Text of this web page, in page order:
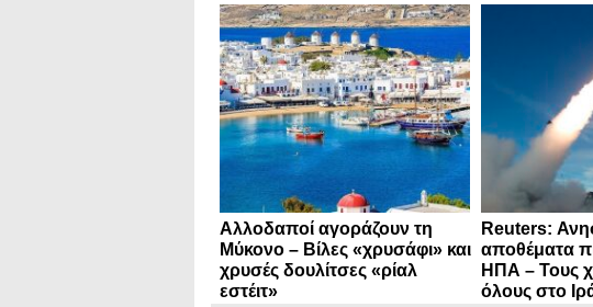
Αλλοδαποί αγοράζουν τη
Μύκονο – Βίλες «χρυσάφι» και
χρυσές δουλίτσες «ρίαλ
εστέιτ»
Reuters:
αποθέματα
ΗΠΑ – Τους
όλους στο